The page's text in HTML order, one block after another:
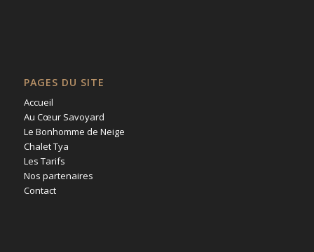
PAGES DU SITE
Accueil
Au Cœur Savoyard
Le Bonhomme de Neige
Chalet Tya
Les Tarifs
Nos partenaires
Contact